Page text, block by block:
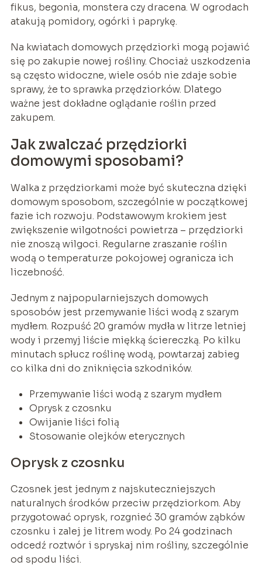
fikus, begonia, monstera czy dracena. W ogrodach
atakują pomidory, ogórki i paprykę.
Na kwiatach domowych przędziorki mogą pojawić
się po zakupie nowej rośliny. Chociaż uszkodzenia
są często widoczne, wiele osób nie zdaje sobie
sprawy, że to sprawka przędziorków. Dlatego
ważne jest dokładne oglądanie roślin przed
zakupem.
Jak zwalczać przędziorki
domowymi sposobami?
Walka z przędziorkami może być skuteczna dzięki
domowym sposobom, szczególnie w początkowej
fazie ich rozwoju. Podstawowym krokiem jest
zwiększenie wilgotności powietrza – przędziorki
nie znoszą wilgoci. Regularne zraszanie roślin
wodą o temperaturze pokojowej ogranicza ich
liczebność.
Jednym z najpopularniejszych domowych
sposobów jest przemywanie liści wodą z szarym
mydłem. Rozpuść 20 gramów mydła w litrze letniej
wody i przemyj liście miękką ściereczką. Po kilku
minutach spłucz roślinę wodą, powtarzaj zabieg
co kilka dni do zniknięcia szkodników.
Przemywanie liści wodą z szarym mydłem
Oprysk z czosnku
Owijanie liści folią
Stosowanie olejków eterycznych
Oprysk z czosnku
Czosnek jest jednym z najskuteczniejszych
naturalnych środków przeciw przędziorkom. Aby
przygotować oprysk, rozgnieć 30 gramów ząbków
czosnku i zalej je litrem wody. Po 24 godzinach
odcedź roztwór i spryskaj nim rośliny, szczególnie
od spodu liści.